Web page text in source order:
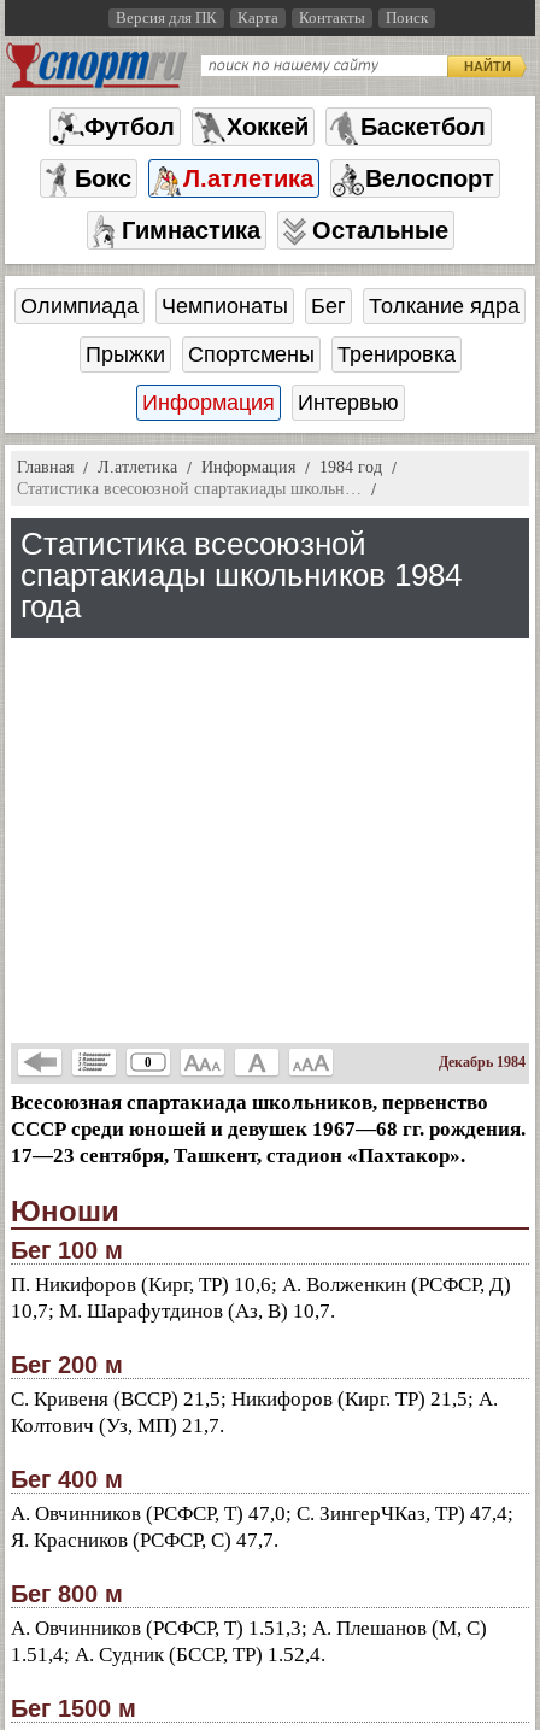
Версия для ПК Карта Контакты Поиск
НАЙТИ
Футбол Хоккей
Баскетбол
Бокс
Л.атлетика
Велоспорт
Гимнастика
Остальные
Олимпиада Чемпионаты Бег
Толкание ядра
Прыжки
Спортсмены
Тренировка
Информация
Интервью
Главная Л.атлетика Информация
1984 год
Статистика всесоюзной спартакиады школьн…
Статистика всесоюзной
спартакиады школьников 1984
года
0 Декабрь 1984
Всесоюзная спартакиада школьников, первенство
СССР среди юношей и девушек 1967—68 гг. рождения.
17—23 сентября, Ташкент, стадион «Пахтакор».
Юноши
Бег 100 м
П. Никифоров (Кирг, ТР) 10,6; А. Волженкин (РСФСР, Д)
10,7; М. Шарафутдинов (Аз, В) 10,7.
Бег 200 м
С. Кривеня (ВССР) 21,5; Никифоров (Кирг. ТР) 21,5; А.
Колтович (Уз, МП) 21,7.
Бег 400 м
А. Овчинников (РСФСР, Т) 47,0; С. ЗингерЧКаз, ТР) 47,4;
Я. Красников (РСФСР, С) 47,7.
Бег 800 м
А. Овчинников (РСФСР, Т) 1.51,3; А. Плешанов (М, С)
1.51,4; А. Судник (БССР, ТР) 1.52,4.
Бег 1500 м